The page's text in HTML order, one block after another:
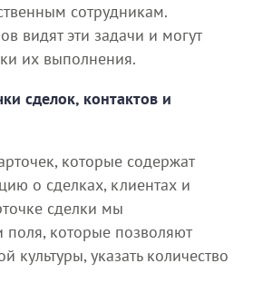
сотрудникам.
видят эти задачи и могут
их выполнения.
сделок, контактов и
которые содержат
о сделках, клиентах и
сделки мы
которые позволяют
культуры, указать количество